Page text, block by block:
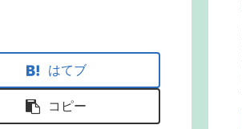
はてブ
コピー